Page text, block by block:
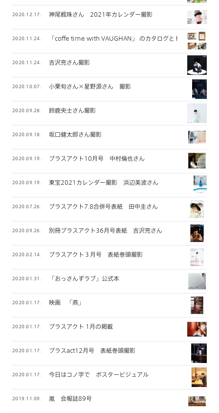
2020.12.17. 神尾楓珠さん 2021年カレンダー撮影
2020.11.24. 「coffe time with VAUGHAN」 のカタログとトートバッグ
2020.11.24. 吉沢亮さん撮影
2020.10.07. 小栗旬さん×星野源さん 撮影
2020.09.28. 鈴鹿央士さん撮影
2020.09.18. 坂口健太郎さん撮影
2020.09.19. プラスアクト10月号 中村倫也さん
2020.09.19. 東宝2021カレンダー撮影 浜辺美波さん
2020.07.26. プラスアクト7.8合併号表紙 田中圭さん
2020.09.26. 別冊プラスアクト36月号表紙 吉沢亮さん
2020.02.14. プラスアクト３月号 表紙巻頭撮影
2020.01.31. 「おっさんずラブ」公式本
2020.01.17. 映画 「燕」
2020.01.17. プラスアクト 1月の掲載
2020.01.17. プラスact12月号 表紙巻頭撮影
2020.01.17. 今日はコノ字で ポスタービジュアル
2019.11.09. 嵐 会報誌89号